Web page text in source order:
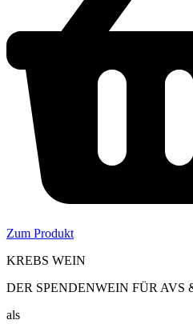
Zum Produkt
KREBS WEIN
DER SPENDENWEIN FÜR AVS
als